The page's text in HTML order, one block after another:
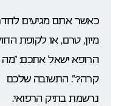
כאשר אתם מגיעים
מיון, טרם, או לקופת
הרופא ישאל אתכם: “מה
קרה?”. התשובה שלכם
נרשמת בתיק הרפואי.